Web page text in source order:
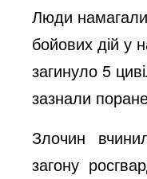
Люди
бойових дій у
загинуло 5
зазнали
Злочин
загону